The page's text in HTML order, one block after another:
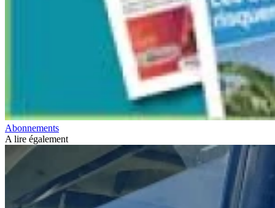
Abonnements
A lire également